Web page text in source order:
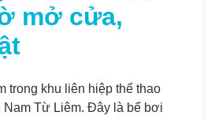
mở cửa,
trong khu liên hiệp thể thao
Nam Từ Liêm. Đây là bể bơi